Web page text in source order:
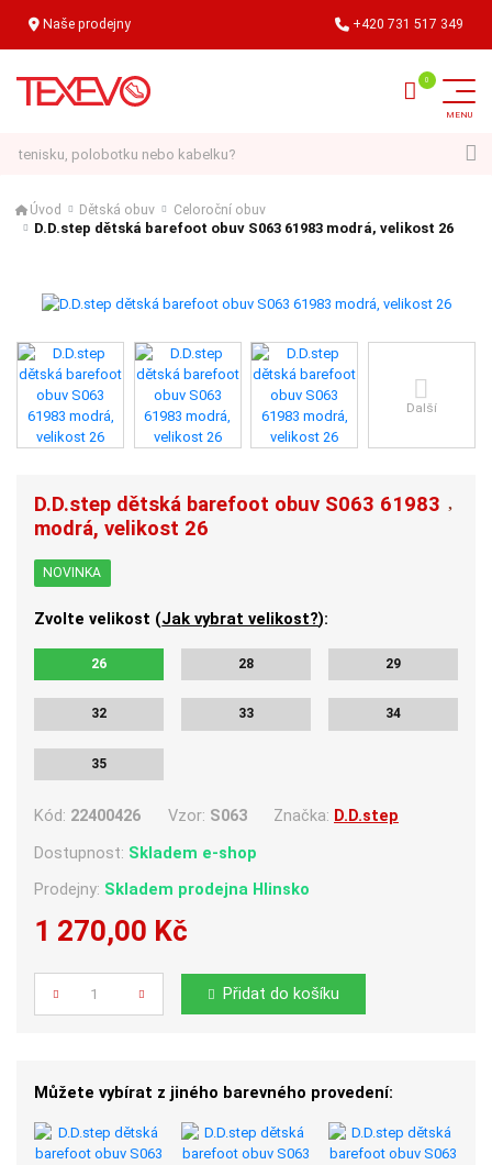
Naše prodejny +420 731 517 349
Úvod Dětská obuv Celoroční obuv
D.D.step dětská barefoot obuv S063 61983 modrá, velikost 26
Další
D.D.step dětská barefoot obuv S063 61983
modrá, velikost 26
NOVINKA
Zvolte velikost (Jak vybrat velikost?):
26 28 29
32 33 34
35
Kód: 22400426 Vzor: S063 Značka: D.D.step
Dostupnost: Skladem e-shop
Prodejny: Skladem prodejna Hlinsko
1 270,00 Kč
Počet
Přidat do košíku
Můžete vybírat z jiného barevného provedení: